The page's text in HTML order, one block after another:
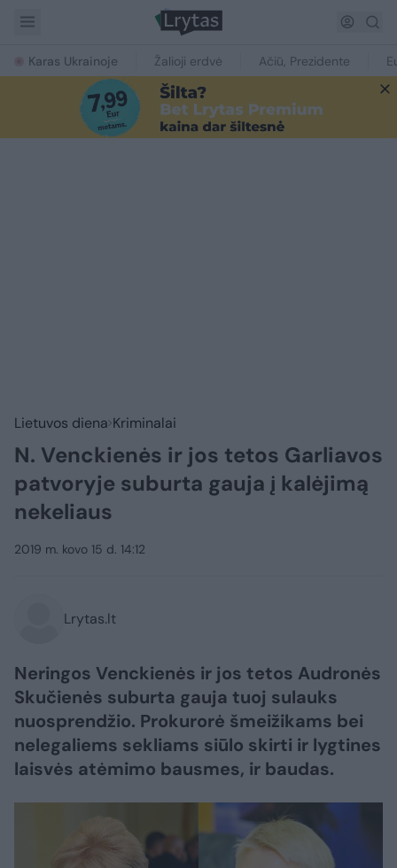
Karas Ukrainoje Žalioji erdvė Ačiū, Prezidente
Lietuvos diena Kriminalai
N. Venckienės ir jos tetos Garliavos
patvoryje suburta gauja į kalėjimą
nekeliaus
2019 m. kovo 15 d. 14:12
Lrytas.lt
Neringos Venckienės ir jos tetos Audronės
Skučienės suburta gauja tuoj sulauks
nuosprendžio. Prokurorė šmeižikams bei
nelegaliems sekliams siūlo skirti ir lygtines
laisvės atėmimo bausmes, ir baudas.